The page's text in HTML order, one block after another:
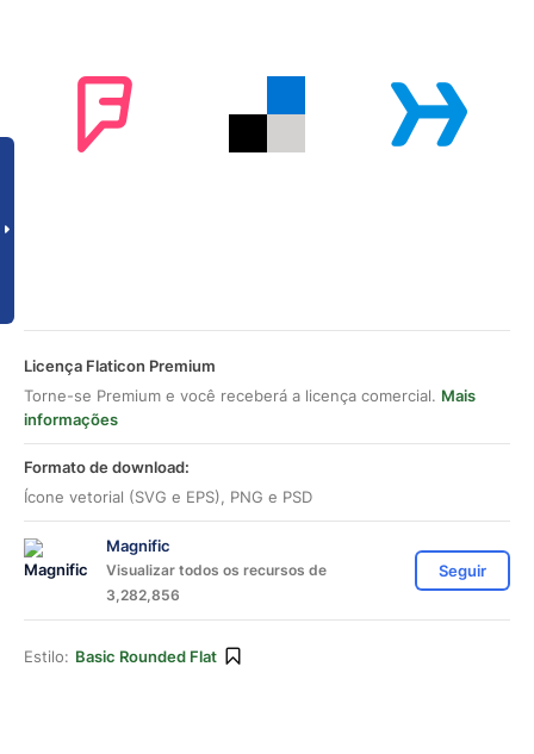
Licença Flaticon Premium
Torne-se Premium e você receberá a licença comercial. Mais
informações
Formato de download:
Ícone vetorial (SVG e EPS), PNG e PSD
Magnific
Visualizar todos os recursos de
3,282,856
Seguir
Estilo: Basic Rounded Flat